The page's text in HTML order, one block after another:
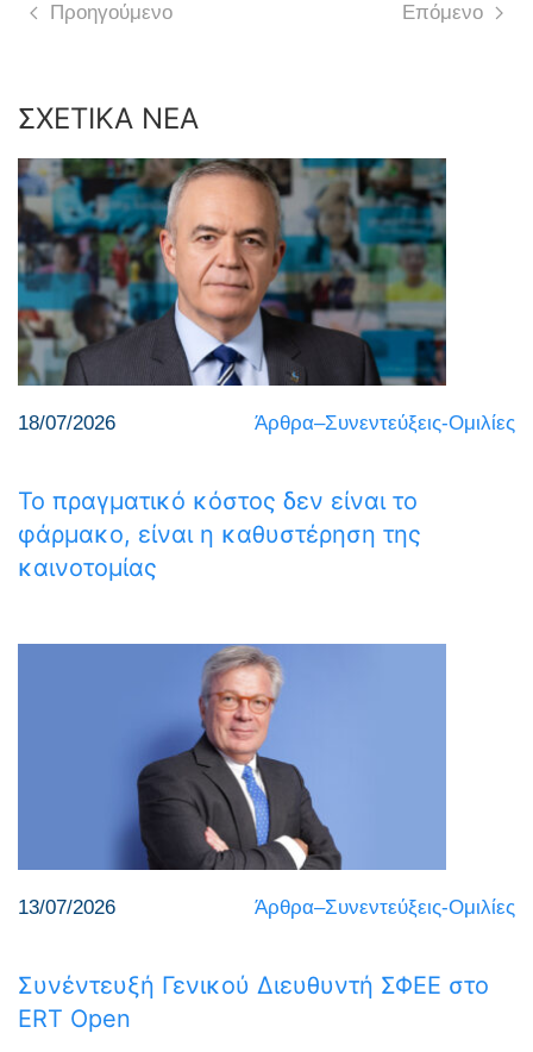
Προηγούμενο Επόμενο
ΣΧΕΤΙΚΑ ΝΕΑ
18/07/2026 Άρθρα–Συνεντεύξεις-Ομιλίες
Το πραγματικό κόστος δεν είναι το
φάρμακο, είναι η καθυστέρηση της
καινοτομίας
13/07/2026 Άρθρα–Συνεντεύξεις-Ομιλίες
Συνέντευξή Γενικού Διευθυντή ΣΦΕΕ στο
ERT Open